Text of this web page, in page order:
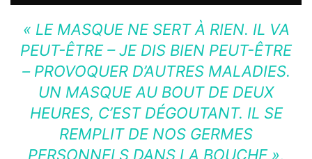
« LE MASQUE NE SERT À RIEN. IL VA
PEUT-ÊTRE – JE DIS BIEN PEUT-ÊTRE
– PROVOQUER D’AUTRES MALADIES.
UN MASQUE AU BOUT DE DEUX
HEURES, C’EST DÉGOUTANT. IL SE
REMPLIT DE NOS GERMES
PERSONNELS DANS LA BOUCHE »,